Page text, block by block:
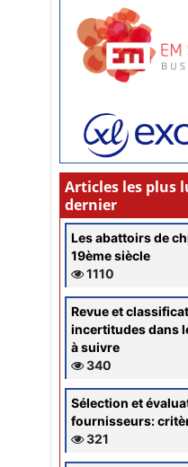
Articles les plus
dernier
Les abattoirs de
19ème siècle
1110
Revue et
incertitudes dans
à suivre
340
Sélection et
fournisseurs:
321